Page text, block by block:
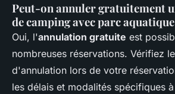
Peut-on annuler gratuitement
de camping avec parc
Oui, l'annulation gratuite est
nombreuses réservations. Vérifiez
d'annulation lors de votre
les délais et modalités spécifiques